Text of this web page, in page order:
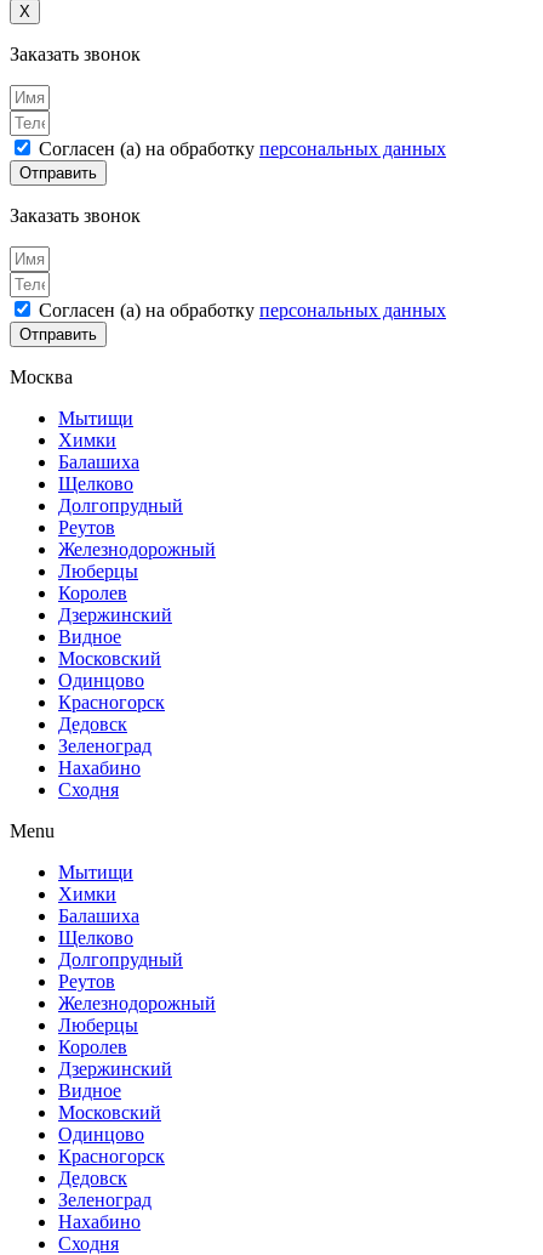
X
Заказать звонок
Согласен (а) на обработку персональных данных
Отправить
Заказать звонок
Согласен (а) на обработку персональных данных
Отправить
Москва
Мытищи
Химки
Балашиха
Щелково
Долгопрудный
Реутов
Железнодорожный
Люберцы
Королев
Дзержинский
Видное
Московский
Одинцово
Красногорск
Дедовск
Зеленоград
Нахабино
Сходня
Menu
Мытищи
Химки
Балашиха
Щелково
Долгопрудный
Реутов
Железнодорожный
Люберцы
Королев
Дзержинский
Видное
Московский
Одинцово
Красногорск
Дедовск
Зеленоград
Нахабино
Сходня